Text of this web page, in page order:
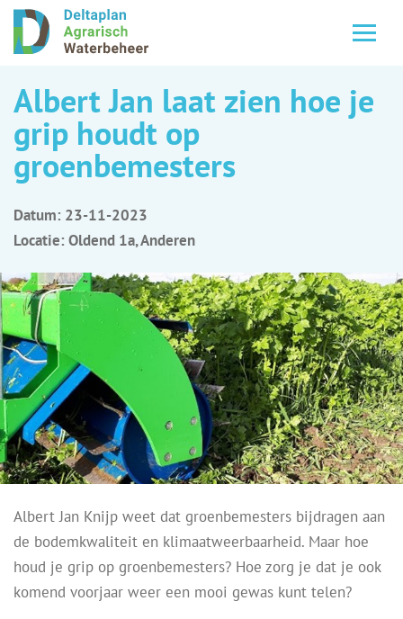
Albert Jan laat zien hoe je
grip houdt op
groenbemesters
Datum: 23-11-2023
Locatie: Oldend 1a, Anderen
Albert Jan Knijp weet dat groenbemesters bijdragen aan
de bodemkwaliteit en klimaatweerbaarheid. Maar hoe
houd je grip op groenbemesters? Hoe zorg je dat je ook
komend voorjaar weer een mooi gewas kunt telen?